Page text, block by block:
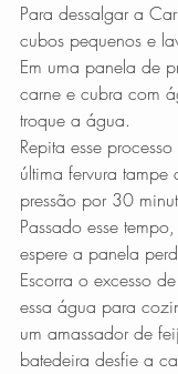
Para dessalgar a
cubos pequenos e
Em uma panela de
carne e cubra com
troque a água.
Repita esse
última fervura
pressão por 30
Passado esse
espere a panela
Escorra o excesso
essa água para
um amassador de
batedeira desfie a